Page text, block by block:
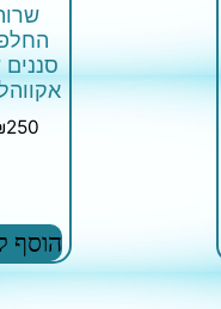
250
הוסף